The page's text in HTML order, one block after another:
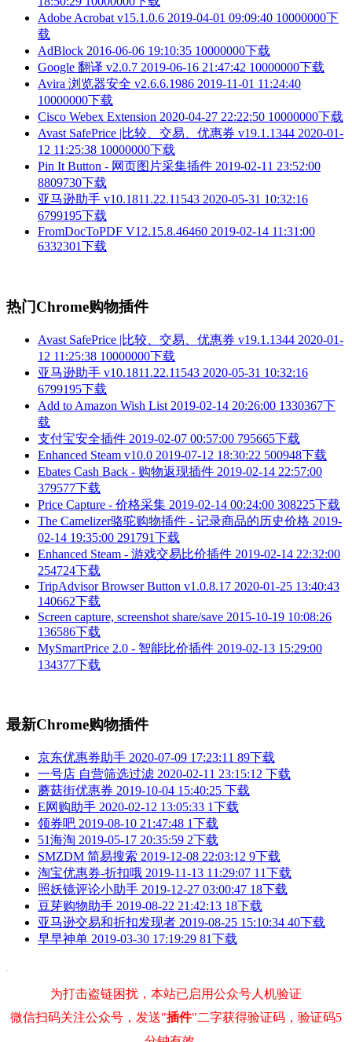
Adobe Acrobat v15.1.0.6 2019-04-01 09:09:40 10000000下
载
AdBlock 2016-06-06 19:10:35 10000000下载
Google 翻译 v2.0.7 2019-06-16 21:47:42 10000000下载
Avira 浏览器安全 v2.6.6.1986 2019-11-01 11:24:40
10000000下载
Cisco Webex Extension 2020-04-27 22:22:50 10000000下载
Avast SafePrice |比较、交易、优惠券 v19.1.1344 2020-01-
12 11:25:38 10000000下载
Pin It Button - 网页图片采集插件 2019-02-11 23:52:00
8809730下载
亚马逊助手 v10.1811.22.11543 2020-05-31 10:32:16
6799195下载
FromDocToPDF V12.15.8.46460 2019-02-14 11:31:00
6332301下载
热门Chrome购物插件
Avast SafePrice |比较、交易、优惠券 v19.1.1344 2020-01-
12 11:25:38 10000000下载
亚马逊助手 v10.1811.22.11543 2020-05-31 10:32:16
6799195下载
Add to Amazon Wish List 2019-02-14 20:26:00 1330367下
载
支付宝安全插件 2019-02-07 00:57:00 795665下载
Enhanced Steam v10.0 2019-07-12 18:30:22 500948下载
Ebates Cash Back - 购物返现插件 2019-02-14 22:57:00
379577下载
Price Capture - 价格采集 2019-02-14 00:24:00 308225下载
The Camelizer骆驼购物插件 - 记录商品的历史价格 2019-
02-14 19:35:00 291791下载
Enhanced Steam - 游戏交易比价插件 2019-02-14 22:32:00
254724下载
TripAdvisor Browser Button v1.0.8.17 2020-01-25 13:40:43
140662下载
Screen capture, screenshot share/save 2015-10-19 10:08:26
136586下载
MySmartPrice 2.0 - 智能比价插件 2019-02-13 15:29:00
134377下载
最新Chrome购物插件
京东优惠券助手 2020-07-09 17:23:11 89下载
一号店 自营筛选过滤 2020-02-11 23:15:12 下载
蘑菇街优惠券 2019-10-04 15:40:25 下载
E网购助手 2020-02-12 13:05:33 1下载
领券吧 2019-08-10 21:47:48 1下载
51海淘 2019-05-17 20:35:59 2下载
SMZDM 简易搜索 2019-12-08 22:03:12 9下载
淘宝优惠券-折扣哦 2019-11-13 11:29:07 11下载
照妖镜评论小助手 2019-12-27 03:00:47 18下载
豆芽购物助手 2019-08-22 21:42:13 18下载
亚马逊交易和折扣发现者 2019-08-25 15:10:34 40下载
早早神单 2019-03-30 17:19:29 81下载
为打击盗链困扰，本站已启用公众号人机验证
微信扫码关注公众号，发送"插件"二字获得验证码，验证码5